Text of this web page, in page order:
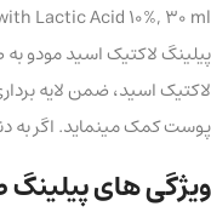
Lactic Acid 10%, 30 ml
پیلینگ لاکتیک اسید مودو
لاکتیک اسید، ضمن لایه
پوست کمک مینماید. اگر به
ویژگی های پیلینگ